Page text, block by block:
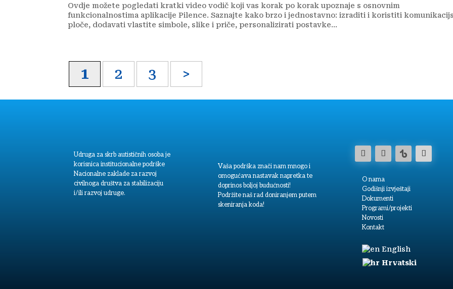
Ovdje možete pogledati kratki video vodič koji vas korak po korak upoznaje s osnovnim
funkcionalnostima aplikacije Pilence. Saznajte kako brzo i jednostavno: izraditi i koristiti
ploče, dodavati vlastite simbole, slike i priče, personalizirati postavke...
1 2 3 >
Udruga za skrb autističnih osoba je
korisnica institucionalne podrške
Nacionalne zaklade za razvoj
civilnoga društva za stabilizaciju
i/ili razvoj udruge.
Vaša podrška znači nam mnogo i
omogućava nastavak napretka te
doprinos boljoj budućnosti!
Podržite naš rad doniranjem putem
skeniranja koda!
O nama
Godišnji izvještaji
Dokumenti
Programi/projekti
Novosti
Kontakt
English
Hrvatski